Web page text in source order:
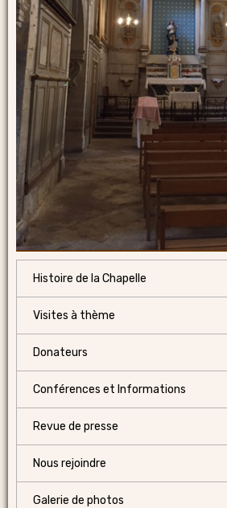
Histoire de la Chapelle
Visites à thème
Donateurs
Conférences et Informations
Revue de presse
Nous rejoindre
Galerie de photos